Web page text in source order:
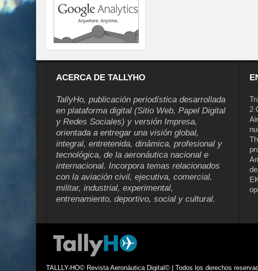
ACERCA DE TALLYHO
TallyHo, publicación periodística desarrollada
en plataforma digital (Sitio Web, Papel Digital
y Redes Sociales) y versión Impresa,
orientada a entregar una visión global,
integral, entretenida, dinámica, profesional y
tecnológica, de la aeronáutica nacional e
internacional. Incorpora temas relacionados
con la aviación civil, ejecutiva, comercial,
militar, industrial, experimental,
entrenamiento, deportivo, social y cultural.
2
TALLLY-HO© Revista Aeronáutica Digital© | Todos los derechos